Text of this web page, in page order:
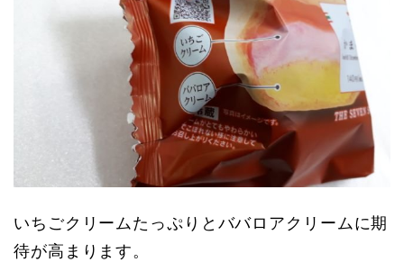
いちごクリームたっぷりとババロアクリームに期
待が高まります。